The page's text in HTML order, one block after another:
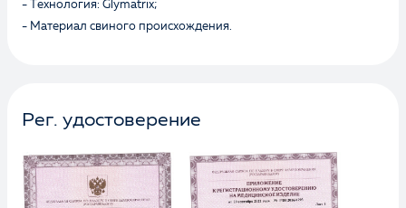
- Технология: Glymatrix;
- Материал свиного происхождения.
Рег. удостоверение